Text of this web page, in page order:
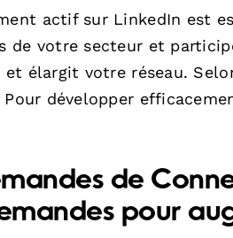
actif sur LinkedIn est
de votre secteur et
et élargit votre réseau.
développer
de
pour